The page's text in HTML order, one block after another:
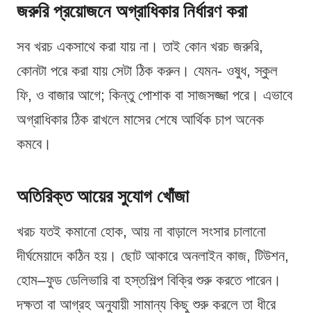
জরুরি প্রয়োজনে অগ্রাধিকার নির্ধারণ করা
সব খরচ একসাথে করা যায় না। তাই কোন খরচ জরুরি,
কোনটা পরে করা যায় সেটা ঠিক করুন। যেমন- ওষুধ, স্কুল
ফি, ও বাজার আগে; কিন্তু পোশাক বা সাজসজ্জা পরে। এভাবে
অগ্রাধিকার ঠিক রাখলে মাসের শেষে আর্থিক চাপ অনেক
কমবে।
অতিরিক্ত আয়ের সুযোগ খোঁজা
খরচ যতই কমানো হোক, আয় না বাড়ালে সংসার চালানো
দীর্ঘমেয়াদে কঠিন হয়। ছোট আকারে অনলাইন কাজ, টিউশন,
হোম–ফুড ডেলিভারি বা হস্তশিল্প বিক্রি শুরু করতে পারেন।
দক্ষতা বা আগ্রহ অনুযায়ী সামান্য কিছু শুরু করলে তা ধীরে